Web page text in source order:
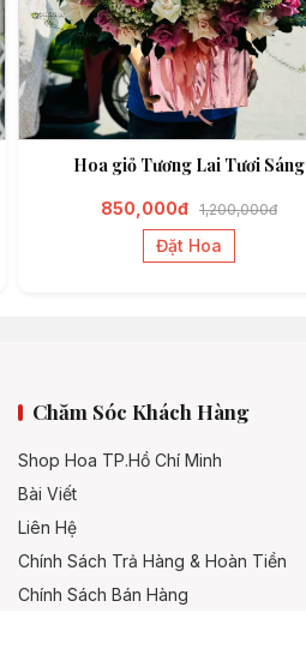
Hoa giỏ Tương Lai Tươi Sáng
850,000đ 1,200,000đ
Đặt Hoa
Chăm Sóc Khách Hàng
Shop Hoa TP.Hồ Chí Minh
Bài Viết
Liên Hệ
Chính Sách Trả Hàng & Hoàn Tiền
Chính Sách Bán Hàng